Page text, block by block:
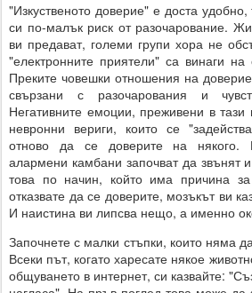
"Изкуственото доверие" е доста
си по-малък риск от разочарование.
ви предават, големи групи хора не
"електронните приятели" са винаги
Преките човешки отношения на
свързани с разочарования и
Негативните емоции, преживени в тази
невронни вериги, които се
отново да се доверите на някого.
алармени камбани започват да звънят
това по начин, който има причина
отказвате да се доверите, мозъкът ви
И наистина ви липсва нещо, а именно
Започнете с малки стъпки, които няма
Всеки път, когато харесате някое
общуването в интернет, си казвайте: